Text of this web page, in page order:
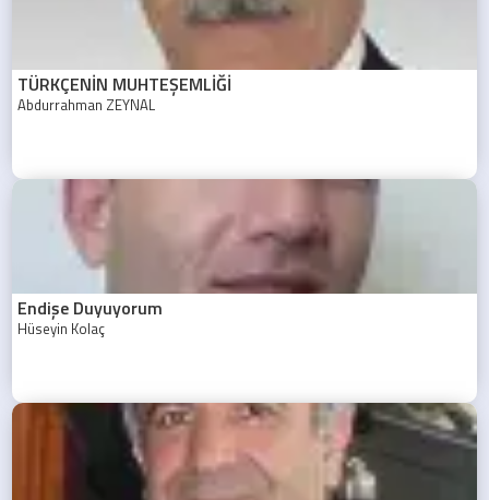
TÜRKÇENİN MUHTEŞEMLİĞİ
Abdurrahman ZEYNAL
Endişe Duyuyorum
Hüseyin Kolaç